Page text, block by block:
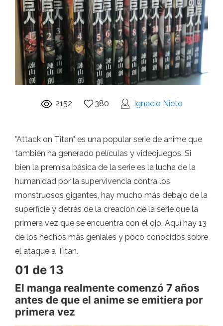
2152 380 Ignacio Nieto
"Attack on Titan" es una popular serie de anime que
también ha generado películas y videojuegos. Si
bien la premisa básica de la serie es la lucha de la
humanidad por la supervivencia contra los
monstruosos gigantes, hay mucho más debajo de la
superficie y detrás de la creación de la serie que la
primera vez que se encuentra con el ojo. Aquí hay 13
de los hechos más geniales y poco conocidos sobre
el ataque a Titan.
01 de 13
El manga realmente comenzó 7 años
antes de que el anime se emitiera por
primera vez